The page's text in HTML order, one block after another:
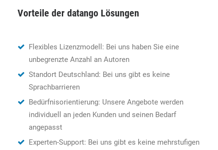
Vorteile der datango Lösungen
Flexibles Lizenzmodell: Bei uns haben Sie eine
unbegrenzte Anzahl an Autoren
Standort Deutschland: Bei uns gibt es keine
Sprachbarrieren
Bedürfnisorientierung: Unsere Angebote werden
individuell an jeden Kunden und seinen Bedarf
angepasst
Experten-Support: Bei uns gibt es keine mehrstufigen